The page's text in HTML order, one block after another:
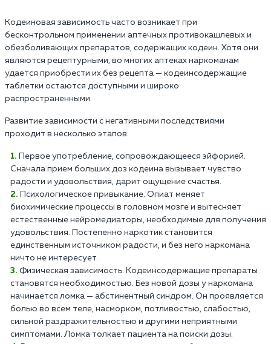
Кодеиновая зависимость часто возникает при
бесконтрольном применении аптечных противокашлевых и
обезболивающих препаратов, содержащих кодеин. Хотя они
являются рецептурными, во многих аптеках наркоманам
удается приобрести их без рецепта — кодеинсодержащие
таблетки остаются доступными и широко
распространенными.
Развитие зависимости с негативными последствиями
проходит в несколько этапов:
Первое употребление, сопровождающееся эйфорией.
Сначала прием больших доз кодеина вызывает чувство
радости и удовольствия, дарит ощущение счастья.
Психологическое привыкание. Опиат меняет
биохимические процессы в головном мозге и вытесняет
естественные нейромедиаторы, необходимые для получения
удовольствия. Постепенно наркотик становится
единственным источником радости, и без него наркомана
ничто не интересует.
Физическая зависимость. Кодеинсодержащие препараты
становятся необходимостью. Без новой дозы у наркомана
начинается ломка — абстинентный синдром. Он проявляется
болью во всем теле, насморком, потливостью, слабостью,
сильной раздражительностью и другими неприятными
симптомами. Ломка толкает пациента на поиски дозы.